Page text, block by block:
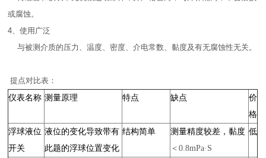
或腐蚀。
4、使用广泛
与被测介质的压力、温度、密度、介电常数、黏度及有无腐蚀性无关。
提点对比表：
仪表名称 测量原理 特点 缺点
价
格
浮球液位
开关
液位的变化导致带有
此题的浮球位置变化
结构简单
测量精度较差，黏度
＜0.8mPa·S
低